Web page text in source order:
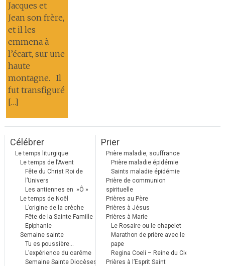
Jacques et
Jean son frère,
et il les
emmena à
l’écart, sur une
haute
montagne. Il
fut transfiguré
[…]
Célébrer
Le temps liturgique
Le temps de l’Avent
Fête du Christ Roi de
l’Univers
Les antiennes en »Ô »
Le temps de Noël
L’origine de la crèche
Fête de la Sainte Famille
Epiphanie
Semaine sainte
Tu es poussière…
L’expérience du carême
Semaine Sainte Diocèses
Prier
Prière maladie, souffrance
Prière maladie épidémie
Saints maladie épidémie
Prière de communion
spirituelle
Prières au Père
Prières à Jésus
Prières à Marie
Le Rosaire ou le chapelet
Marathon de prière avec le
pape
Regina Coeli – Reine du Ciel
Prières à l’Esprit Saint